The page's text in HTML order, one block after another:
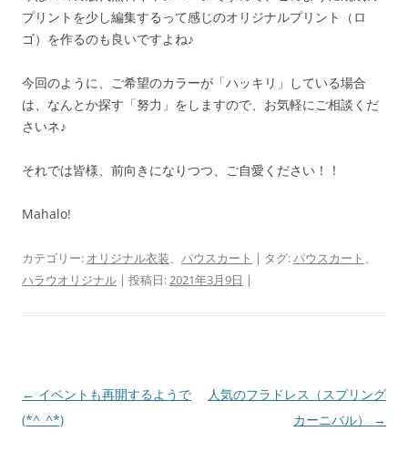
プリントを少し編集するって感じのオリジナルプリント（ロ
ゴ）を作るのも良いですよね♪
今回のように、ご希望のカラーが「ハッキリ」している場合
は、なんとか探す「努力」をしますので、お気軽にご相談くだ
さいネ♪
それでは皆様、前向きになりつつ、ご自愛ください！！
Mahalo!
カテゴリー: オリジナル衣装、 パウスカート | タグ:パウスカート 、
ハラウオリジナル | 投稿日:2021年3月9日 |
投
稿
← イベントも再開するようで
(*^_^*)
人気のフラドレス（スプリング
カーニバル）
→